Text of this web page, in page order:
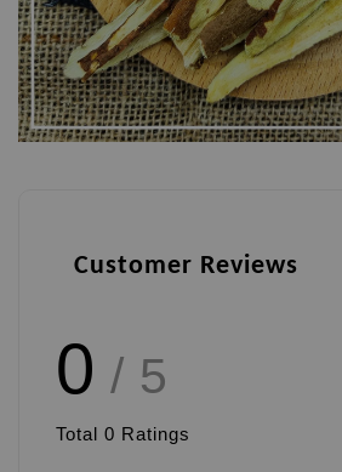
Customer Reviews
0 / 5
Total 0 Ratings